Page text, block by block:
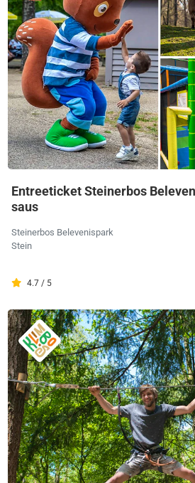
Entreeticket Steinerbos
saus
Steinerbos Belevenispark
Stein
4.7 / 5